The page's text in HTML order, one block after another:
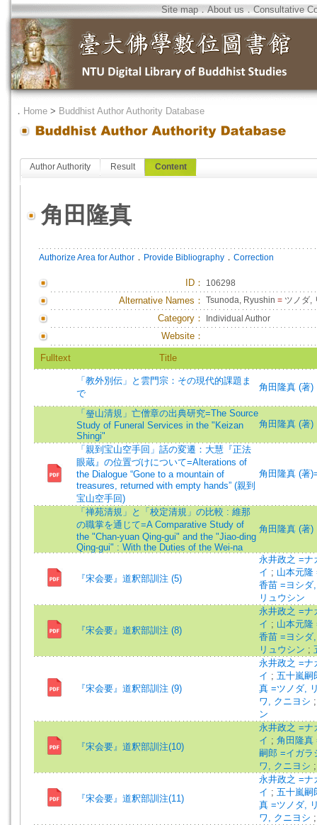
Site map．About us．Consultative
． Home > Buddhist Author Authority Database
Author Authority Result Content
角田隆真
Authorize Area for Author ． Provide Bibliography ． Correction
ID ： 106298
Alternative Names： Tsunoda, Ryushin = ツノダ,
Category： Individual Author
Website：
Fulltext Title
「教外別伝」と雲門宗：その現代的課題ま
で
角田隆真 (著)
「瑩山清規」亡僧章の出典研究=The Source
Study of Funeral Services in the "Keizan
Shingi"
角田隆真 (著)
「親到宝山空手回」話の変遷：大慧『正法
眼蔵』の位置づけについて=Alterations of
the Dialogue “Gone to a mountain of
treasures, returned with empty hands” (親到
宝山空手回)
角田隆真 (著
「禅苑清規」と「校定清規」の比較 : 維那
の職掌を通じて=A Comparative Study of
the "Chan-yuan Qing-gui" and the "Jiao-ding
Qing-gui" : With the Duties of the Wei-na
角田隆真 (著)
『宋会要』道釈部訓注 (5)
永井政之 =
イ ; 山本元
香苗 =ヨシ
リュウシン
『宋会要』道釈部訓注 (8)
永井政之 =
イ ; 山本元
香苗 =ヨシ
リュウシン ;
『宋会要』道釈部訓注 (9)
永井政之 =
イ ; 五十嵐
真 =ツノダ,
ワ, クニヨシ
ン
『宋会要』道釈部訓注(10)
永井政之 =
イ ; 角田隆
嗣郎 =イガ
ワ, クニヨシ
『宋会要』道釈部訓注(11)
永井政之 =
イ ; 五十嵐
真 =ツノダ,
ワ, クニヨシ